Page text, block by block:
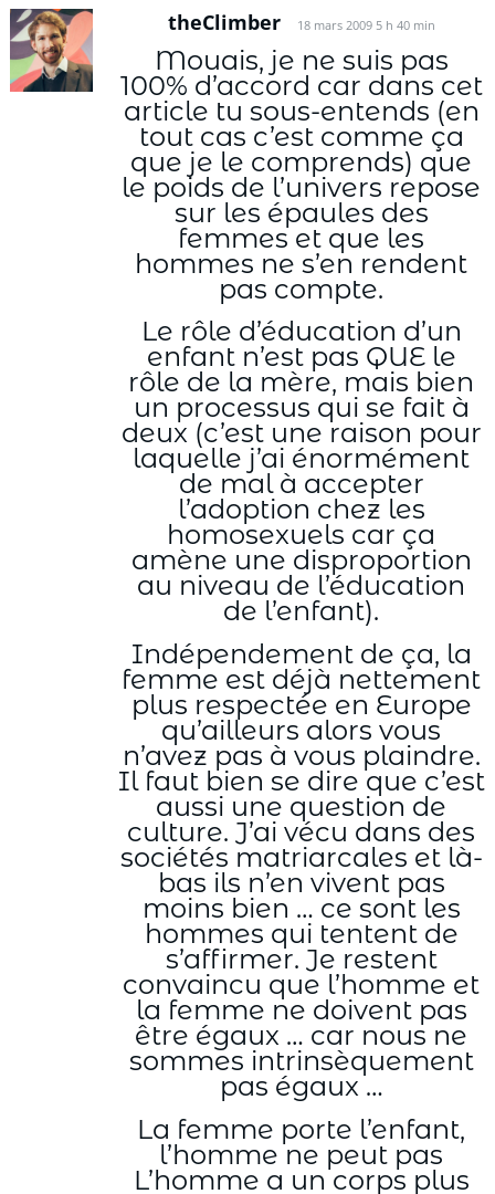
theClimber 18 mars 2009 5 h 40 min
Mouais, je ne suis pas
100% d’accord car dans cet
article tu sous-entends (en
tout cas c’est comme ça
que je le comprends) que
le poids de l’univers repose
sur les épaules des
femmes et que les
hommes ne s’en rendent
pas compte.
Le rôle d’éducation d’un
enfant n’est pas QUE le
rôle de la mère, mais bien
un processus qui se fait à
deux (c’est une raison pour
laquelle j’ai énormément
de mal à accepter
l’adoption chez les
homosexuels car ça
amène une disproportion
au niveau de l’éducation
de l’enfant).
Indépendement de ça, la
femme est déjà nettement
plus respectée en Europe
qu’ailleurs alors vous
n’avez pas à vous plaindre.
Il faut bien se dire que c’est
aussi une question de
culture. J’ai vécu dans des
sociétés matriarcales et là-
bas ils n’en vivent pas
moins bien … ce sont les
hommes qui tentent de
s’affirmer. Je restent
convaincu que l’homme et
la femme ne doivent pas
être égaux … car nous ne
sommes intrinsèquement
pas égaux …
La femme porte l’enfant,
l’homme ne peut pas
L’homme a un corps plus